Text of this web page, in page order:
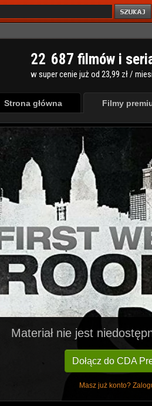
22 687 filmów i
w super cenie już od 23,99 zł /
Strona główna Filmy
Materiał nie jest
Dołącz do CDA
Masz już konto?